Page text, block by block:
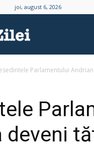
joi, august 6, 2026
Zilei
Parlamentului
deveni